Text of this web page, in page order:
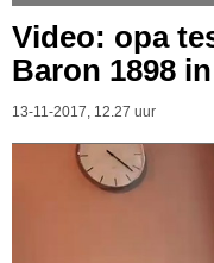
Video: opa
Baron 1898
13-11-2017, 12.27 uur